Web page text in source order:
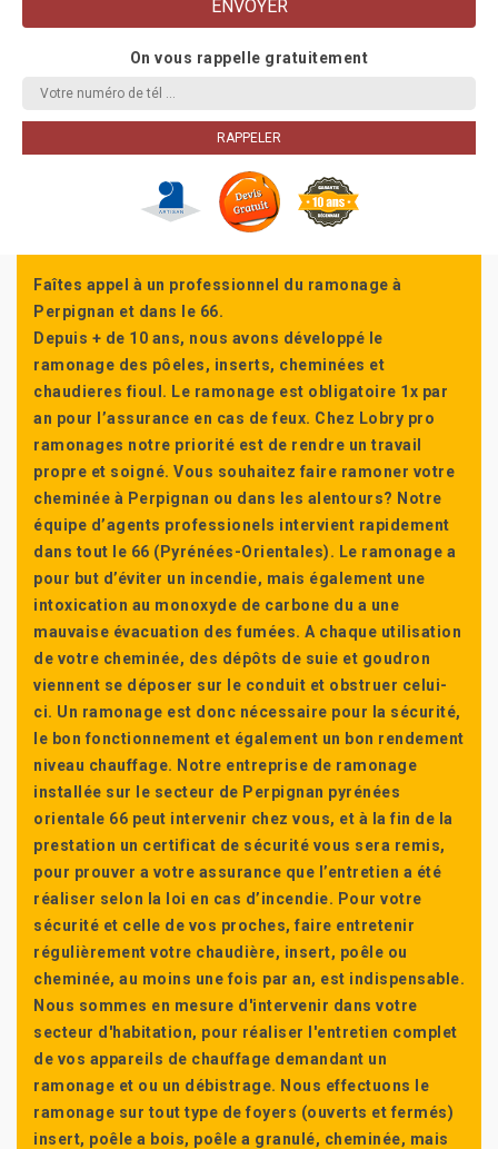
On vous rappelle gratuitement
Faîtes appel à un professionnel du ramonage à
Perpignan et dans le 66.
Depuis + de 10 ans, nous avons développé le
ramonage des pôeles, inserts, cheminées et
chaudieres fioul. Le ramonage est obligatoire 1x par
an pour l’assurance en cas de feux. Chez Lobry pro
ramonages notre priorité est de rendre un travail
propre et soigné. Vous souhaitez faire ramoner votre
cheminée à Perpignan ou dans les alentours? Notre
équipe d’agents professionels intervient rapidement
dans tout le 66 (Pyrénées-Orientales). Le ramonage a
pour but d’éviter un incendie, mais également une
intoxication au monoxyde de carbone du a une
mauvaise évacuation des fumées. A chaque utilisation
de votre cheminée, des dépôts de suie et goudron
viennent se déposer sur le conduit et obstruer celui-
ci. Un ramonage est donc nécessaire pour la sécurité,
le bon fonctionnement et également un bon rendement
niveau chauffage. Notre entreprise de ramonage
installée sur le secteur de Perpignan pyrénées
orientale 66 peut intervenir chez vous, et à la fin de la
prestation un certificat de sécurité vous sera remis,
pour prouver a votre assurance que l’entretien a été
réaliser selon la loi en cas d’incendie. Pour votre
sécurité et celle de vos proches, faire entretenir
régulièrement votre chaudière, insert, poêle ou
cheminée, au moins une fois par an, est indispensable.
Nous sommes en mesure d'intervenir dans votre
secteur d'habitation, pour réaliser l'entretien complet
de vos appareils de chauffage demandant un
ramonage et ou un débistrage. Nous effectuons le
ramonage sur tout type de foyers (ouverts et fermés)
insert, poêle a bois, poêle a granulé, cheminée, mais